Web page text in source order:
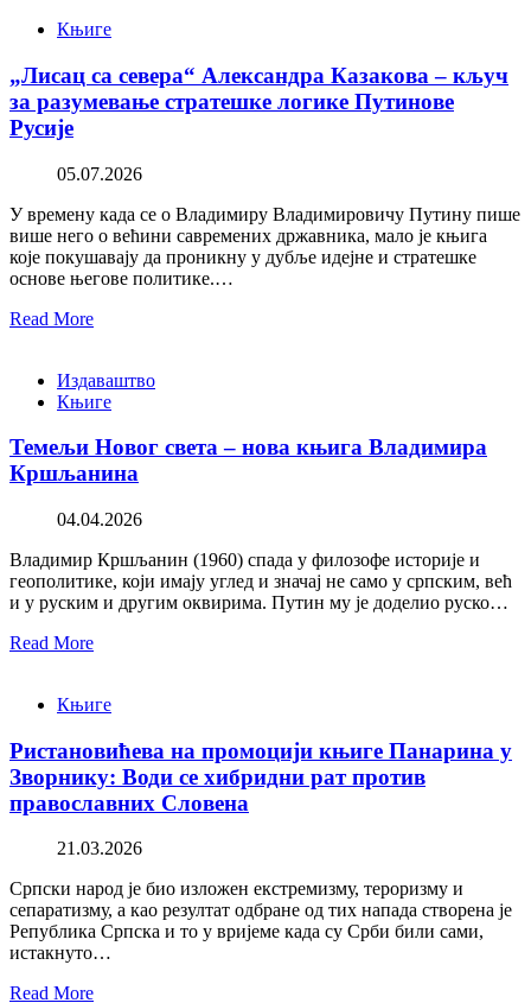
Књиге
„Лисац са севера“ Александра Казакова – кључ
за разумевање стратешке логике Путинове
Русије
05.07.2026
У времену када се о Владимиру Владимировичу Путину пише
више него о већини савремених државника, мало је књига
које покушавају да проникну у дубље идејне и стратешке
основе његове политике.…
Read More
Издаваштво
Књиге
Темељи Новог света – нова књига Владимира
Кршљанина
04.04.2026
Владимир Кршљанин (1960) спада у филозофе историје и
геополитике, који имају углед и значај не само у српским, већ
и у руским и другим оквирима. Путин му је доделио руско…
Read More
Књиге
Ристановићева на промоцији књиге Панарина у
Зворнику: Води се хибридни рат против
православних Словена
21.03.2026
Српски народ је био изложен екстремизму, тероризму и
сепаратизму, а као резултат одбране од тих напада створена је
Република Српска и то у вријеме када су Срби били сами,
истакнуто…
Read More